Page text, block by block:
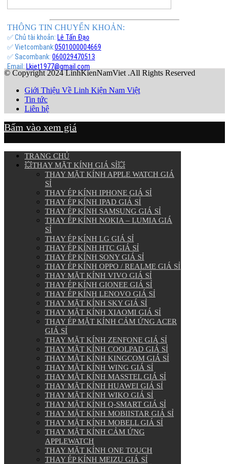
THÔNG TIN CHUYỂN KHOẢN:
✅ Chủ tài khoản: Lê Tấn Đạo
✅ Vietcombank:0501000004669
✅ Sacombank: 060029470513
Email: Lkiet1977@gmail.com
© Copyright 2024 LinhKienNamViet .All Rights Reserved
Giới Thiệu Về Linh Kiện Nam Việt
Tin tức
Liên hệ
Bấm vào xem giá
TRANG CHỦ
💥THAY MẶT KÍNH GIÁ SỈ💥
THAY MẶT KÍNH APPLE WATCH GIÁ
SỈ
THAY ÉP KÍNH IPHONE GIÁ SỈ
THAY ÉP KÍNH IPAD GIÁ SỈ
THAY ÉP KÍNH SAMSUNG GIÁ SỈ
THAY ÉP KÍNH NOKIA – LUMIA GIÁ
SỈ
THAY ÉP KÍNH LG GIÁ SỈ
THAY ÉP KÍNH HTC GIÁ SỈ
THAY ÉP KÍNH SONY GIÁ SỈ
THAY ÉP KÍNH OPPO / REALME GIÁ SỈ
THAY MẶT KÍNH VIVO GIÁ SỈ
THAY ÉP KÍNH GIONEE GIÁ SỈ
THAY ÉP KÍNH LENOVO GIÁ SỈ
THAY MẶT KÍNH SKY GIÁ SỈ
THAY MẶT KÍNH XIAOMI GIÁ SỈ
THAY ÉP MẶT KÍNH CẢM ỨNG ACER
GIÁ SỈ
THAY MẶT KÍNH ZENFONE GIÁ SỈ
THAY MẶT KÍNH COOLPAD GIÁ SỈ
THAY MẶT KÍNH KINGCOM GIÁ SỈ
THAY MẶT KÍNH WING GIÁ SỈ
THAY MẶT KÍNH MASSTEL GIÁ SỈ
THAY MẶT KÍNH HUAWEI GIÁ SỈ
THAY MẶT KÍNH WIKO GIÁ SỈ
THAY MẶT KÍNH Q-SMART GIÁ SỈ
THAY MẶT KÍNH MOBIISTAR GIÁ SỈ
THAY MẶT KÍNH MOBELL GIÁ SỈ
THAY MẶT KÍNH CẢM ỨNG
APPLEWATCH
THAY MẶT KÍNH ONE TOUCH
THAY ÉP KÍNH MEIZU GIÁ SỈ